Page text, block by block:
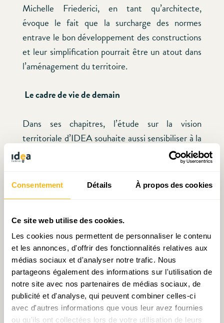
Consentement Détails À propos des cookies
Ce site web utilise des cookies.
Les cookies nous permettent de personnaliser le contenu
et les annonces, d'offrir des fonctionnalités relatives aux
médias sociaux et d'analyser notre trafic. Nous
partageons également des informations sur l'utilisation de
notre site avec nos partenaires de médias sociaux, de
publicité et d'analyse, qui peuvent combiner celles-ci
avec d'autres informations que vous leur avez fournies
ou qu'ils ont collectées lors de votre utilisation de leurs
Michelle Friederici, en tant qu’architecte,
évoque le fait que la surcharge des normes
entrave le bon développement des constructions
et leur simplification pourrait être un atout dans
l’aménagement du territoire.
Le cadre de vie de demain
Dans ses chapitres, l’étude sur la vision
territoriale d’IDEA souhaite aussi sensibiliser à la
future qualité de vie des habitants du Grand-
Duché. À plus d’un million d’habitants, le cadre
de vie changerait à coup sûr. En effet, l’étude dit
que ce scénario « au fil de l’eau » ne signifie pas à
spécialistes sont tous tombés d’accord ; Romain
Diederich ajoute que la qualité de vie dépend de
l’attractivité. Avec un flux de population
important, il va falloir réussir à développer de
nouveaux quartiers avec de nouvelles
infrastructures pour avoir la qualité de vie
requise ; il ne faut pas croire que nous pourrons